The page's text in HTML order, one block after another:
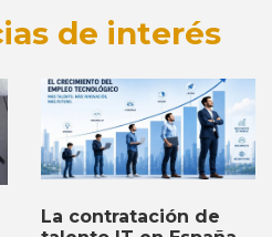
de interés
La contratación de